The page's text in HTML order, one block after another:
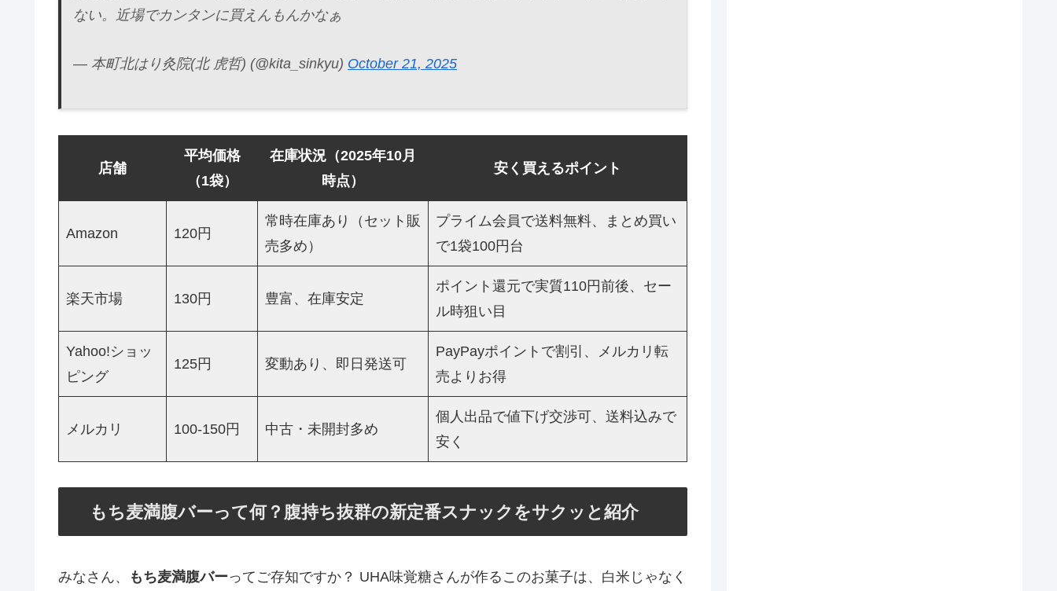
ない。近場でカンタンに買えんもんかなぁ
— 本町北はり灸院(北 虎哲) (@kita_sinkyu) October 21, 2025
店舗
平均価格
（1袋）
在庫状況（2025年10月
時点）
安く買えるポイント
Amazon 120円
常時在庫あり（セット販
売多め）
プライム会員で送料無料、まとめ買い
で1袋100円台
楽天市場 130円 豊富、在庫安定
ポイント還元で実質110円前後、セー
ル時狙い目
Yahoo!ショッ
ピング
125円 変動あり、即日発送可
PayPayポイントで割引、メルカリ転
売よりお得
メルカリ 100-150円 中古・未開封多め
個人出品で値下げ交渉可、送料込みで
安く
もち麦満腹バーって何？腹持ち抜群の新定番スナックをサクッと紹介
みなさん、 もち麦満腹バーってご存知ですか？ UHA味覚糖さんが作るこのお菓子は、白米じゃなく